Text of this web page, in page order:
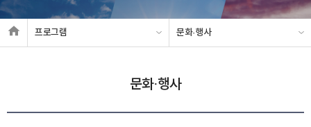
프로그램 문화·행사
문화·행사